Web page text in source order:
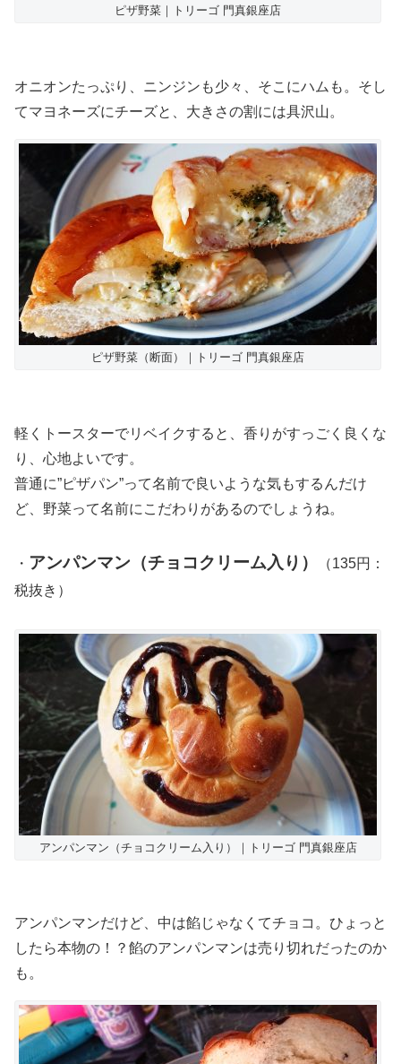
ピザ野菜｜トリーゴ 門真銀座店
オニオンたっぷり、ニンジンも少々、そこにハムも。そし
てマヨネーズにチーズと、大きさの割には具沢山。
ピザ野菜（断面）｜トリーゴ 門真銀座店
軽くトースターでリベイクすると、香りがすっごく良くな
り、心地よいです。
普通に”ピザパン”って名前で良いような気もするんだけ
ど、野菜って名前にこだわりがあるのでしょうね。
・ アンパンマン（チョコクリーム入り）
（135円：
税抜き）
アンパンマン（チョコクリーム入り）｜トリーゴ 門真銀座店
アンパンマンだけど、中は餡じゃなくてチョコ。ひょっと
したら本物の！？餡のアンパンマンは売り切れだったのか
も。